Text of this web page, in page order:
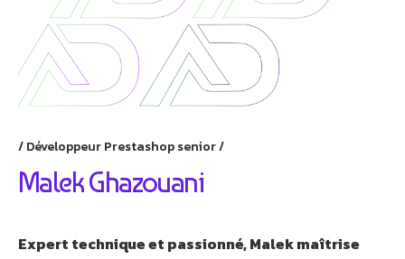
Développeur Prestashop senior
Malek Ghazouani
Expert technique et passionné, Malek maîtrise